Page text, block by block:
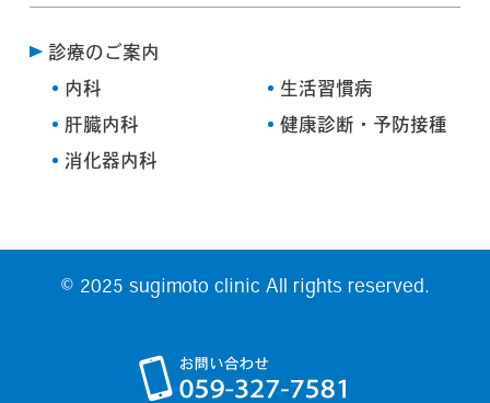
診療のご案内
内科
肝臓内科
消化器内科
生活習慣病
健康診断・予防接種
© 2025 sugimoto clinic All rights reserved.